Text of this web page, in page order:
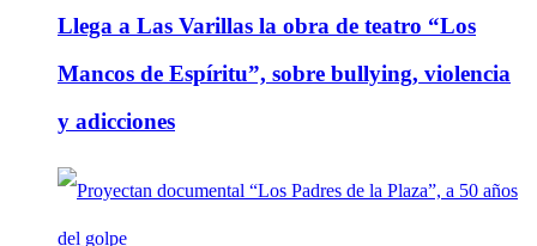
Llega a Las Varillas la obra de teatro “Los
Mancos de Espíritu”, sobre bullying, violencia
y adicciones